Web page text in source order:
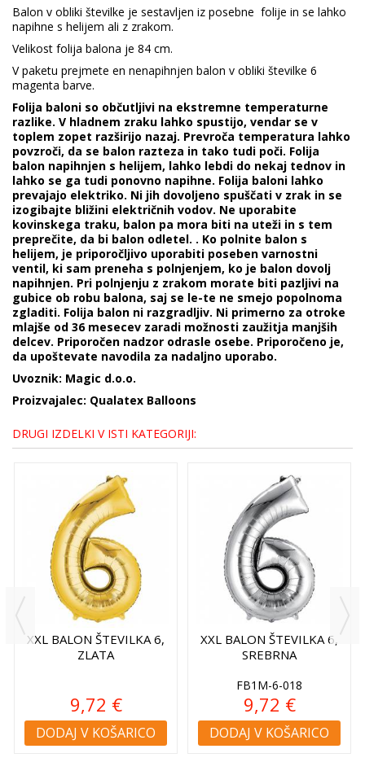
Balon v obliki številke je sestavljen iz posebne folije in se lahko
napihne s helijem ali z zrakom.
Velikost folija balona je 84 cm.
V paketu prejmete en nenapihnjen balon v obliki številke 6
magenta barve.
Folija baloni so občutljivi na ekstremne temperaturne
razlike. V hladnem zraku lahko spustijo, vendar se v
toplem zopet razširijo nazaj. Prevroča temperatura lahko
povzroči, da se balon razteza in tako tudi poči. Folija
balon napihnjen s helijem, lahko lebdi do nekaj tednov in
lahko se ga tudi ponovno napihne. Folija baloni lahko
prevajajo elektriko. Ni jih dovoljeno spuščati v zrak in se
izogibajte bližini električnih vodov. Ne uporabite
kovinskega traku, balon pa mora biti na uteži in s tem
preprečite, da bi balon odletel. . Ko polnite balon s
helijem, je priporočljivo uporabiti poseben varnostni
ventil, ki sam preneha s polnjenjem, ko je balon dovolj
napihnjen. Pri polnjenju z zrakom morate biti pazljivi na
gubice ob robu balona, saj se le-te ne smejo popolnoma
zgladiti. Folija balon ni razgradljiv. Ni primerno za otroke
mlajše od 36 mesecev zaradi možnosti zaužitja manjših
delcev. Priporočen nadzor odrasle osebe. Priporočeno je,
da upoštevate navodila za nadaljno uporabo.
Uvoznik: Magic d.o.o.
Proizvajalec: Qualatex Balloons
DRUGI IZDELKI V ISTI KATEGORIJI:
XXL BALON ŠTEVILKA 6,
ZLATA
9,72 €
DODAJ V KOŠARICO
XXL BALON ŠTEVILKA 6,
SREBRNA
FB1M-6-018
9,72 €
DODAJ V KOŠARICO